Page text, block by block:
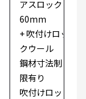
アスロック
60mm
+ 吹付けロッ
クウール
鋼材寸法制
限有り
吹付けロッ